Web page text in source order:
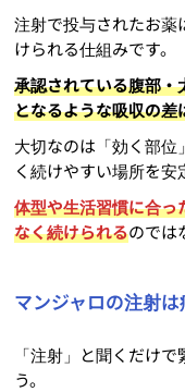
注射で投与されたお薬
けられる仕組みです。
承認されている腹部・
となるような吸収の差
大切なのは「効く部
く続けやすい場所を安
体型や生活習慣に合
なく続けられるのでは
マンジャロの注射
「注射」と聞くだけ
う。